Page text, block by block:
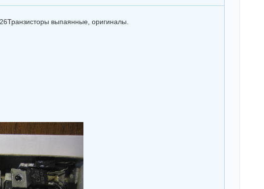
выпаянные, оригиналы.